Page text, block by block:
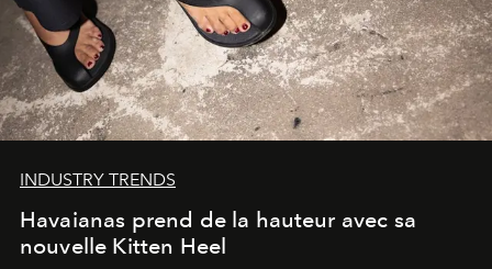
INDUSTRY TRENDS
Havaianas prend de la hauteur avec sa
nouvelle Kitten Heel